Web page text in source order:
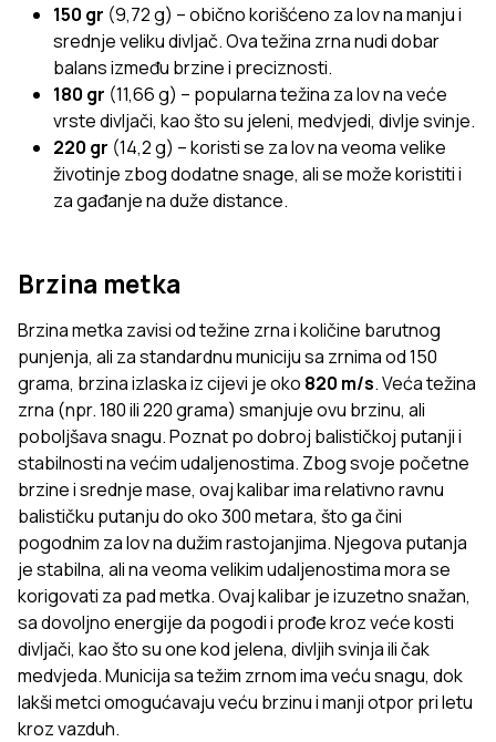
150 gr (9,72 g) – obično korišćeno za lov na manju i
srednje veliku divljač. Ova težina zrna nudi dobar
balans između brzine i preciznosti.
180 gr (11,66 g) – popularna težina za lov na veće
vrste divljači, kao što su jeleni, medvjedi, divlje svinje.
220 gr (14,2 g) – koristi se za lov na veoma velike
životinje zbog dodatne snage, ali se može koristiti i
za gađanje na duže distance.
Brzina metka
Brzina metka zavisi od težine zrna i količine barutnog
punjenja, ali za standardnu municiju sa zrnima od 150
grama, brzina izlaska iz cijevi je oko 820 m/s. Veća težina
zrna (npr. 180 ili 220 grama) smanjuje ovu brzinu, ali
poboljšava snagu. Poznat po dobroj balističkoj putanji i
stabilnosti na većim udaljenostima. Zbog svoje početne
brzine i srednje mase, ovaj kalibar ima relativno ravnu
balističku putanju do oko 300 metara, što ga čini
pogodnim za lov na dužim rastojanjima. Njegova putanja
je stabilna, ali na veoma velikim udaljenostima mora se
korigovati za pad metka. Ovaj kalibar je izuzetno snažan,
sa dovoljno energije da pogodi i prođe kroz veće kosti
divljači, kao što su one kod jelena, divljih svinja ili čak
medvjeda. Municija sa težim zrnom ima veću snagu, dok
lakši metci omogućavaju veću brzinu i manji otpor pri letu
kroz vazduh.